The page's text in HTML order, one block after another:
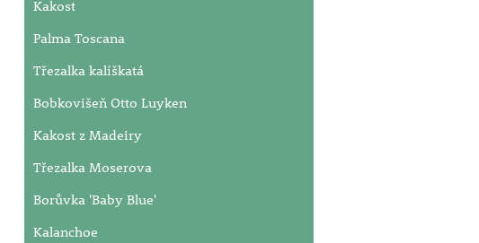
Kakost
Palma Toscana
Třezalka kalíškatá
Bobkovišeň Otto Luyken
Kakost z Madeiry
Třezalka Moserova
Borůvka 'Baby Blue'
Kalanchoe